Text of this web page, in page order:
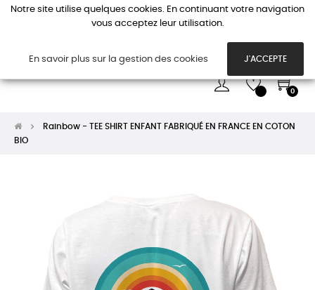
la
0
Rainbow - TEE SHIRT ENFANT FABRIQUÉ EN FRANCE EN COTON
BIO
Notre site utilise quelques cookies. En continuant votre navigation
vous acceptez leur utilisation.
En savoir plus sur la gestion des cookies J'ACCEPTE